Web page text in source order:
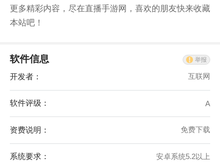
更多精彩内容，尽在直播手游网，喜欢的朋友快来收藏
本站吧！
软件信息 举报
开发者： 互联网
软件评级： A
资费说明： 免费下载
系统要求： 安卓系统5.2以上